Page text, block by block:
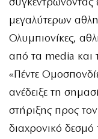
μεγαλύτερων
Ολυμπιονίκες,
από τα media και
«Πέντε
ανέδειξε τη
στήριξης προς
διαχρονικό δεσμό